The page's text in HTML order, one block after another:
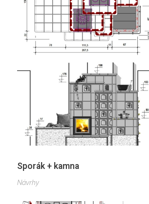
Sporák + kamna
Návrhy